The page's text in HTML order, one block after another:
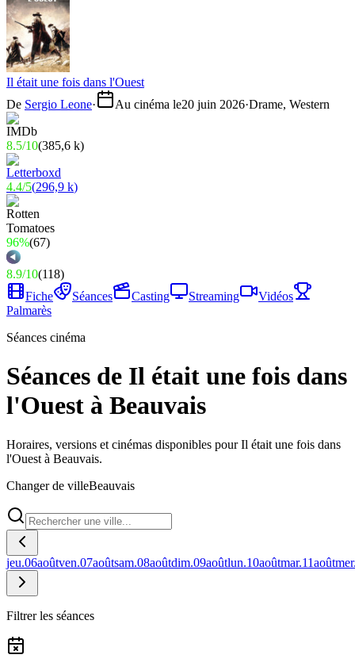
Il était une fois dans l'Ouest
De Sergio Leone· Au cinéma le20 juin 2026·Drame, Western
8.5/10(385,6 k)
4.4/5(296,9 k)
96%(67)
8.9/10(118)
Fiche
Séances Casting Streaming
Vidéos
Palmarès
Séances cinéma
Séances de Il était une fois dans
l'Ouest à Beauvais
Horaires, versions et cinémas disponibles pour Il était une fois dans
l'Ouest à Beauvais.
Changer de villeBeauvais
jeu.06aoûtven.07aoûtsam.08aoûtdim.09aoûtlun.10aoûtmar.11août
Filtrer les séances